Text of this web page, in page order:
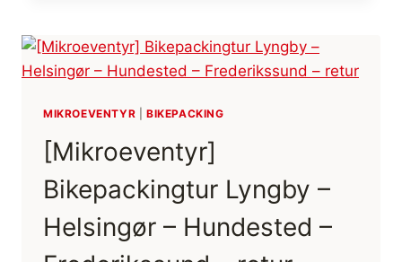
TISVILDE,
HILLERØD,
[MIKROEVENTYR]
MIKROEVENTYR BIKEPACKING
[Mikroeventyr]
Bikepackingtur Lyngby –
Helsingør – Hundested –